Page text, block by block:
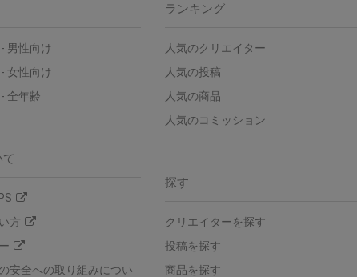
- 男性向け
- 女性向け
- 全年齢
方
安全への取り組みについ
ランキング
人気のクリエイター
人気の投稿
人気の商品
人気のコミッション
探す
クリエイターを探す
投稿を探す
商品を探す